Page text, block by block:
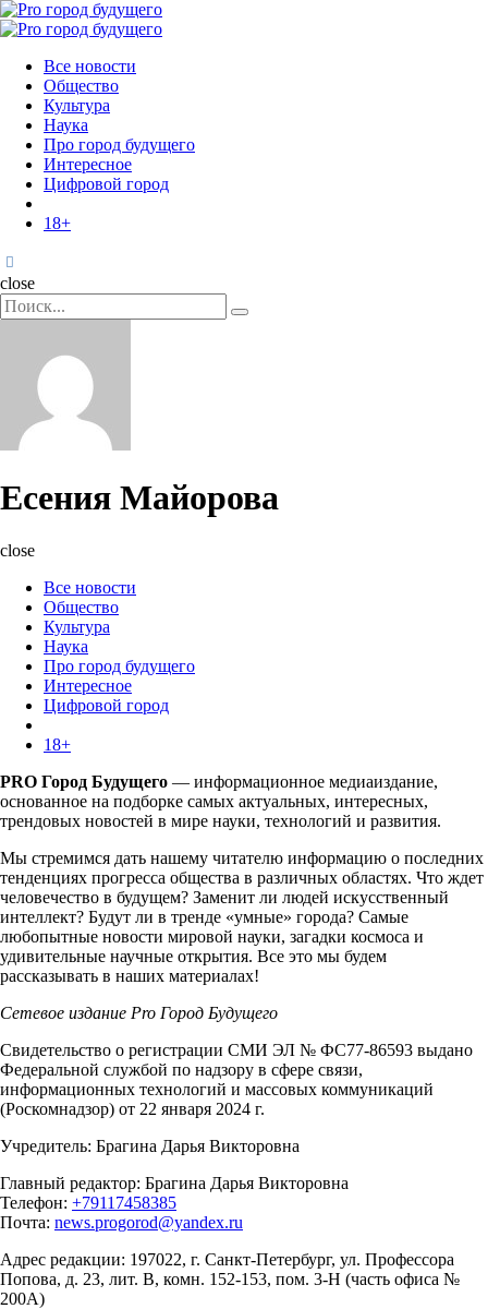
Menu
Поиск
Menu
Pro
Все новости
Общество
Культура
Наука
Про город будущего
Интересное
Цифровой город
18+
Поиск
close
Search
for:
Поиск
Есения Майорова
close
Все новости
Общество
Культура
Наука
Про город будущего
Интересное
Цифровой город
18+
PRO Город Будущего — информационное медиаиздание,
основанное на подборке самых актуальных, интересных,
трендовых новостей в мире науки, технологий и развития.
Мы стремимся дать нашему читателю информацию о последних
тенденциях прогресса общества в различных областях. Что ждет
человечество в будущем? Заменит ли людей искусственный
интеллект? Будут ли в тренде «умные» города? Самые
любопытные новости мировой науки, загадки космоса и
удивительные научные открытия. Все это мы будем
рассказывать в наших материалах!
Сетевое издание Pro Город Будущего
Свидетельство о регистрации СМИ ЭЛ № ФС77-86593 выдано
Федеральной службой по надзору в сфере связи,
информационных технологий и массовых коммуникаций
(Роскомнадзор) от 22 января 2024 г.
Учредитель: Брагина Дарья Викторовна
Главный редактор: Брагина Дарья Викторовна
Телефон: +79117458385
Почта: news.progorod@yandex.ru
Адрес редакции: 197022, г. Санкт-Петербург, ул. Профессора
Попова, д. 23, лит. В, комн. 152-153, пом. 3-Н (часть офиса №
200А)